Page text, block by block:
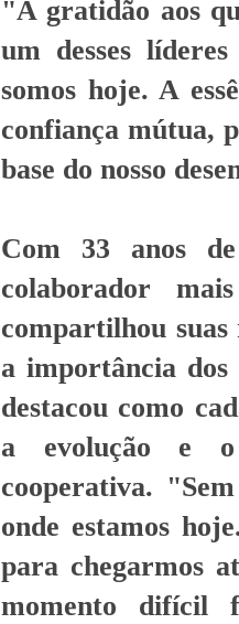
"A gratidão aos
um desses
somos hoje. A
confiança mútua,
base do nosso
Com 33 anos
colaborador
compartilhou
a importância dos
destacou como
a evolução e o
cooperativa.
onde estamos
para chegarmos
momento difícil